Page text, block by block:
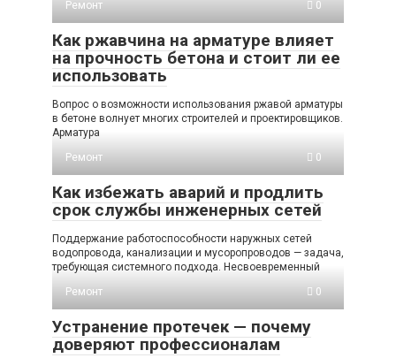
Ремонт 0
Как ржавчина на арматуре влияет
на прочность бетона и стоит ли ее
использовать
Вопрос о возможности использования ржавой арматуры
в бетоне волнует многих строителей и проектировщиков.
Арматура
Ремонт
0
Как избежать аварий и продлить
срок службы инженерных сетей
Поддержание работоспособности наружных сетей
водопровода, канализации и мусоропроводов — задача,
требующая системного подхода. Несвоевременный
Ремонт
0
Устранение протечек — почему
доверяют профессионалам